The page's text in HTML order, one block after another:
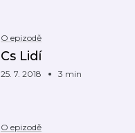
O epizodě
Cs Lidí
25. 7. 2018 3 min
O epizodě